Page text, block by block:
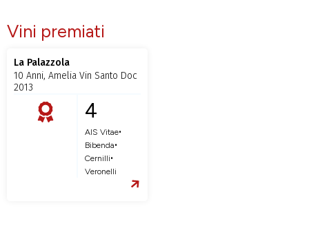
Vini premiati
La Palazzola
10 Anni, Amelia Vin Santo Doc
2013
4
AIS Vitae•
Bibenda•
Cernilli•
Veronelli